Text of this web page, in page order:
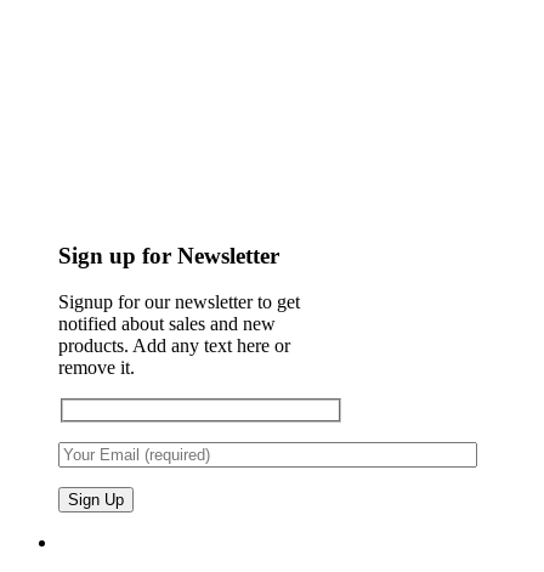
Sign up for Newsletter
Signup for our newsletter to get
notified about sales and new
products. Add any text here or
remove it.